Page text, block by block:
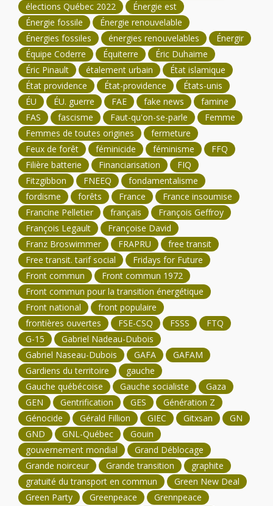
élections Québec 2022
Énergie est
Énergie fossile
Énergie renouvelable
Énergies fossiles
énergies renouvelables
Énergir
Équipe Coderre
Équiterre
Éric Duhaime
Éric Pinault
étalement urbain
État islamique
État providence
État-providence
États-unis
ÉU
ÉU. guerre FAE fake news
famine
FAS
fascisme Faut-qu'on-se-parle
Femme
Femmes de toutes origines
fermeture
Feux de forêt
féminicide féminisme
FFQ
Filière batterie
Financiarisation
FIQ
Fitzgibbon
FNEEQ
fondamentalisme
fordisme
forêts France
France insoumise
Francine Pelletier
français
François Geffroy
François Legault
Françoise David
Franz Broswimmer
FRAPRU
free transit
Free transit. tarif social
Fridays for Future
Front commun
Front commun 1972
Front commun pour la transition énergétique
Front national
front populaire
frontières ouvertes
FSE-CSQ FSSS
FTQ
G-15
Gabriel Nadeau-Dubois
Gabriel Naseau-Dubois
GAFA
GAFAM
Gardiens du territoire
gauche
Gauche québécoise
Gauche socialiste
Gaza
GEN
Gentrification GES
Génération Z
Génocide
Gérald Fillion GIEC Gitxsan
GN
GND
GNL-Québec
Gouin
gouvernement mondial
Grand Déblocage
Grande noirceur
Grande transition
graphite
gratuité du transport en commun
Green New Deal
Green Party
Greenpeace
Grennpeace